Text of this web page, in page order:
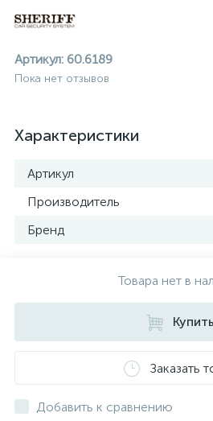
Артикул: 60.6189
Пока нет отзывов
Характеристики
Артикул
Производитель
Бренд
Товара нет в
Купить
Заказать
Добавить к сравнению